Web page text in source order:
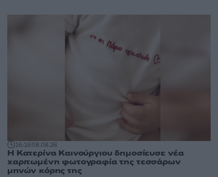
16:1608.08.26
Η Κατερίνα Καινούργιου δημοσίευσε νέα
χαριτωμένη φωτογραφία της τεσσάρων
μηνών κόρης της